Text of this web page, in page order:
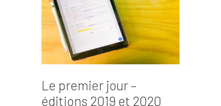
Organisation
Teachcollab
La communauté
Le premier jour –
éditions 2019 et 2020